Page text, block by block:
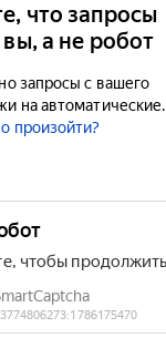
что запросы
а не робот
запросы с вашего
на автоматические.
произойти?